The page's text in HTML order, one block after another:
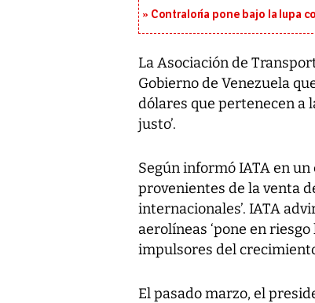
Contraloría pone bajo la lupa
La Asociación de
Gobierno de Venezuela
dólares que pertenecen a
justo’.
Según informó IATA en
provenientes de la venta
internacionales’. IATA
aerolíneas ‘pone en
impulsores del
El pasado marzo, el